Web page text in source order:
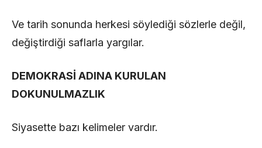
Ve tarih sonunda herkesi söylediği sözlerle değil,
değiştirdiği saflarla yargılar.
DEMOKRASİ ADINA KURULAN
DOKUNULMAZLIK
Siyasette bazı kelimeler vardır.